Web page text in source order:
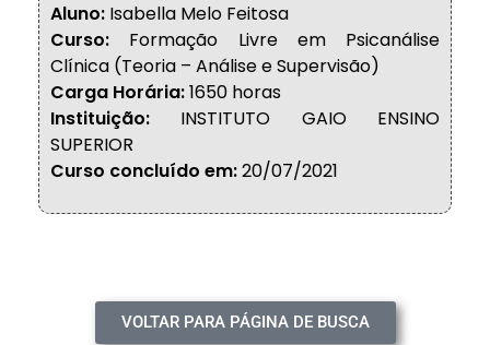
Aluno: Isabella Melo Feitosa
Curso: Formação Livre em Psicanálise
Clínica (Teoria – Análise e Supervisão)
Carga Horária:1650 horas
Instituição: INSTITUTO GAIO ENSINO
SUPERIOR
Curso concluído em:20/07/2021
VOLTAR PARA PÁGINA DE BUSCA